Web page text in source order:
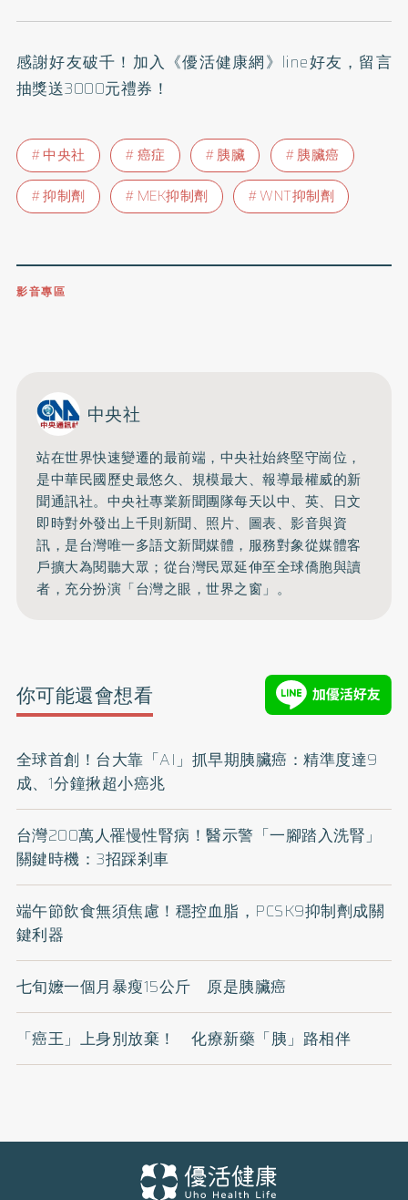
感謝好友破千！ 加入《優活健康網》line好友 ，留言
抽獎送3000元禮券！
中央社 癌症 胰臟
胰臟癌
抑制劑
MEK抑制劑 WNT抑制劑
影音專區
中央社
站在世界快速變遷的最前端，中央社始終堅守崗位，
是中華民國歷史最悠久、規模最大、報導最權威的新
聞通訊社。中央社專業新聞團隊每天以中、英、日文
即時對外發出上千則新聞、照片、圖表、影音與資
訊，是台灣唯一多語文新聞媒體，服務對象從媒體客
戶擴大為閱聽大眾；從台灣民眾延伸至全球僑胞與讀
者，充分扮演「台灣之眼，世界之窗」。
你可能還會想看
全球首創！台大靠「AI」抓早期胰臟癌：精準度達9
成、1分鐘揪超小癌兆
台灣200萬人罹慢性腎病！醫示警「一腳踏入洗腎」
關鍵時機：3招踩剎車
端午節飲食無須焦慮！穩控血脂，PCSK9抑制劑成關
鍵利器
七旬嬤一個月暴瘦15公斤 原是胰臟癌
「癌王」上身別放棄！ 化療新藥「胰」路相伴